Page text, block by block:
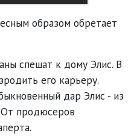
образом обретает
спешат к дому Элис. В
его карьеру.
дар Элис - из
От продюсеров